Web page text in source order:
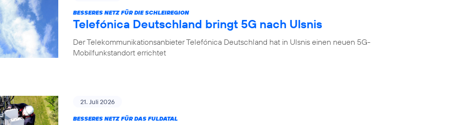
BESSERES NETZ FÜR DIE SCHLEIREGION
Telefónica Deutschland bringt 5G nach Ulsnis
Der Telekommunikationsanbieter Telefónica Deutschland hat in Ulsnis einen neuen 5G-
Mobilfunkstandort errichtet
21. Juli 2026
BESSERES NETZ FÜR DAS FULDATAL